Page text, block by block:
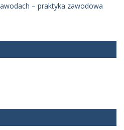
– praktyka zawodowa